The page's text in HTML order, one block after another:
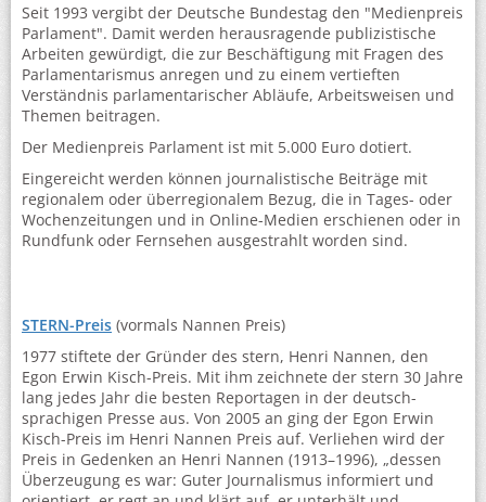
Seit 1993 vergibt der Deutsche Bundestag den "Medienpreis
Parlament". Damit werden herausragende publizistische
Arbeiten gewürdigt, die zur Beschäftigung mit Fragen des
Parlamentarismus anregen und zu einem vertieften
Verständnis parlamentarischer Abläufe, Arbeitsweisen und
Themen beitragen.
Der Medienpreis Parlament ist mit 5.000 Euro dotiert.
Eingereicht werden können journalistische Beiträge mit
regionalem oder überregionalem Bezug, die in Tages- oder
Wochenzeitungen und in Online-Medien erschienen oder in
Rundfunk oder Fernsehen ausgestrahlt worden sind.
STERN-Preis (vormals Nannen Preis)
1977 stiftete der Gründer des stern, Henri Nannen, den
Egon Erwin Kisch-Preis. Mit ihm zeichnete der stern 30 Jahre
lang jedes Jahr die besten Reportagen in der deutsch­
sprachigen Presse aus. Von 2005 an ging der Egon Erwin
Kisch-Preis im Henri Nannen Preis auf. Verliehen wird der
Preis in Gedenken an Henri Nannen (1913–1996), „dessen
Überzeugung es war: Guter Journalismus informiert und